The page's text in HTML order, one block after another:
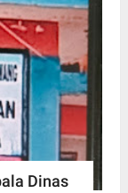
Dinas